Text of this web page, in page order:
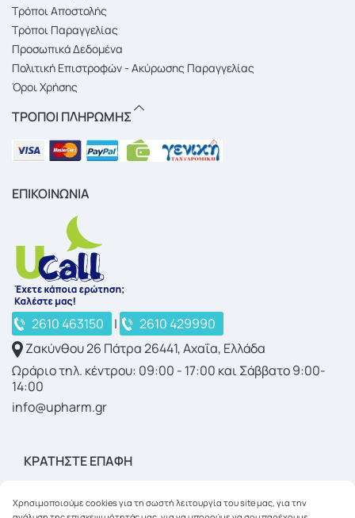
Τρόποι Αποστολής
Τρόποι Παραγγελίας
Προσωπικά Δεδομένα
Πολιτική Επιστροφών - Ακύρωσης Παραγγελίας
Όροι Χρήσης
ΤΡΟΠΟΙ ΠΛΗΡΩΜΗΣ
ΕΠΙΚΟΙΝΩΝΙΑ
2610 463150 |
2610 429990
Ζακύνθου 26 Πάτρα 26441, Αχαΐα, Ελλάδα
Ωράριο τηλ. κέντρου: 09:00 - 17:00 και Σάββατο 9:00-
14:00
info@upharm.gr
ΚΡΑΤΉΣΤΕ ΕΠΑΦΉ
Χρησιμοποιούμε cookies για τη σωστή λειτουργία του site μας, για την